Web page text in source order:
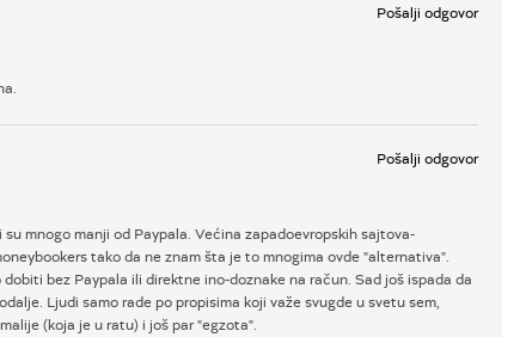
Pošalji odgovor
Pošalji odgovor
mnogo manji od Paypala. Većina zapadoevropskih sajtova-
tako da ne znam šta je to mnogima ovde "alternativa".
bez Paypala ili direktne ino-doznake na račun. Sad još ispada da
Ljudi samo rade po propisima koji važe svugde u svetu sem,
(koja je u ratu) i još par "egzota".